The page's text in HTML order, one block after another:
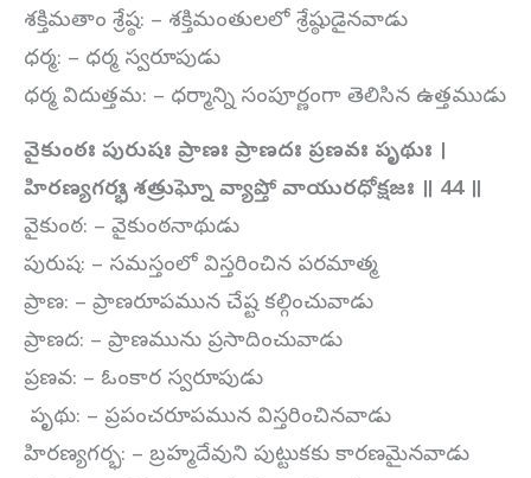
శక్తిమతాం శ్రేష్ఠ: – శక్తిమంతులలో శ్రేష్ఠుడైనవాడు
ధర్మ: – ధర్మ స్వరూపుడు
ధర్మ విదుత్తమ: – ధర్మాన్ని సంపూర్ణంగా తెలిసిన ఉత్తముడు
వైకుంఠః పురుషః ప్రాణః ప్రాణదః ప్రణవః పృథుః ।
హిరణ్యగర్భః శత్రుఘ్నో వ్యాప్తో వాయురధోక్షజః ॥ 44 ॥
వైకుంఠ: – వైకుంఠనాథుడు
పురుష: – సమస్తంలో విస్తరించిన పరమాత్మ
ప్రాణ: – ప్రాణరూపమున చేష్ట కల్గించువాడు
ప్రాణద: – ప్రాణమును ప్రసాదించువాడు
ప్రణవ: – ఓంకార స్వరూపుడు
పృథు: – ప్రపంచరూపమున విస్తరించినవాడు
హిరణ్యగర్భ: – బ్రహ్మదేవుని పుట్టుకకు కారణమైనవాడు